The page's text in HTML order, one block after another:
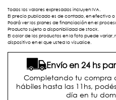
Todos los valores expresados incluyen IVA.
El precio publicado es de contado, en efectivo
Podrá ver los planes de financiación en el
Producto sujeto a disponibilidad de stock.
El color de los productos en la foto puede
dispositivo en el que usted lo visualice.
Envío en 24 hs
Completando tu compra
hábiles hasta las 11hs,
día en tu